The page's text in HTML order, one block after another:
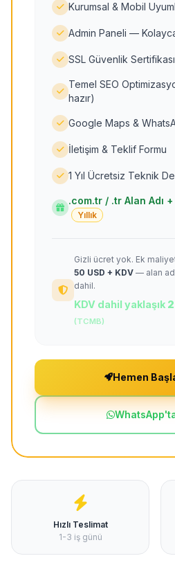
Kurumsal & Mobil
Admin Paneli —
SSL Güvenlik Sertifikası
Temel SEO
hazır)
Google Maps &
İletişim & Teklif Formu
1 Yıl Ücretsiz Teknik
.com.tr / .tr Alan Adı
Yıllık
Gizli ücret yok. Ek
50 USD + KDV — alan
dahil.
KDV dahil yaklaşık
(TCMB)
Hemen
Hızlı Teslimat
1-3 iş günü